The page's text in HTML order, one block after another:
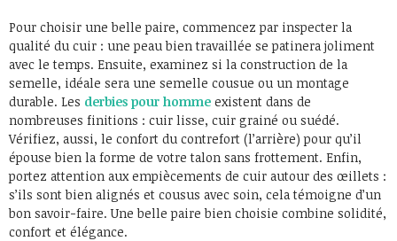
Pour choisir une belle paire, commencez par inspecter la
qualité du cuir : une peau bien travaillée se patinera joliment
avec le temps. Ensuite, examinez si la construction de la
semelle, idéale sera une semelle cousue ou un montage
durable. Les derbies pour homme existent dans de
nombreuses finitions : cuir lisse, cuir grainé ou suédé.
Vérifiez, aussi, le confort du contrefort (l’arrière) pour qu’il
épouse bien la forme de votre talon sans frottement. Enfin,
portez attention aux empiècements de cuir autour des œillets :
s’ils sont bien alignés et cousus avec soin, cela témoigne d’un
bon savoir-faire. Une belle paire bien choisie combine solidité,
confort et élégance.